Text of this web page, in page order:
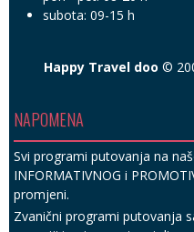
subota: 09-15 h
Happy Travel doo ©
NAPOMENA
Svi programi putovanja na
INFORMATIVNOG i
promjeni.
Zvanični programi putovanja